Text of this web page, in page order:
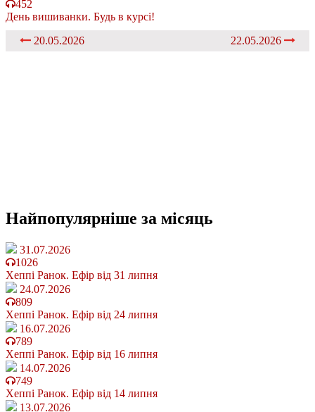
452
День вишиванки. Будь в курсі!
20.05.2026
22.05.2026
Найпопулярніше за місяць
31.07.2026
1026
Хеппі Ранок. Ефір від 31 липня
24.07.2026
809
Хеппі Ранок. Ефір від 24 липня
16.07.2026
789
Хеппі Ранок. Ефір від 16 липня
14.07.2026
749
Хеппі Ранок. Ефір від 14 липня
13.07.2026